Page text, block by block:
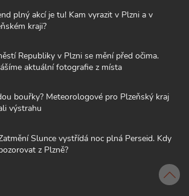
plný akcí je tu! Kam vyrazit v Plzni a v
kraji?
Republiky v Plzni se mění před očima.
aktuální fotografie z místa
bouřky? Meteorologové pro Plzeňský kraj
výstrahu
Slunce vystřídá noc plná Perseid. Kdy
z Plzně?